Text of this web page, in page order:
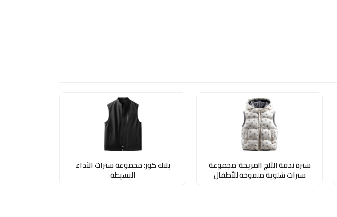
سترة ندفة الثلج المريحة: مجموعة
سترات شتوية منفوخة للأطفال
بلاك كور: مجموعة سترات الأداء
البسيطة